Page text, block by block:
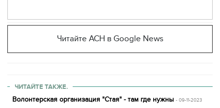
Читайте АСН в Google News
ЧИТАЙТЕ ТАКЖЕ.
Волонтерская организация "Стая" - там где нужны - 09-11-2023